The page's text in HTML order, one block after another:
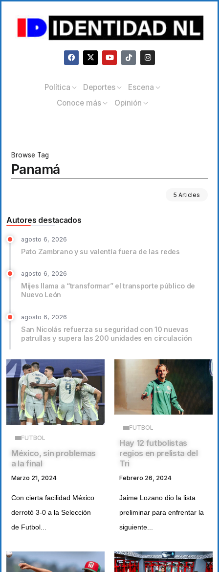
Política Deportes
Escena
Conoce más
Opinión
Browse Tag
Panamá
5 Articles
Autores destacados
agosto 6, 2026
Pato Zambrano y su valentía fuera de las redes
agosto 6, 2026
Mijes llama a “transformar” el transporte público de
Nuevo León
agosto 6, 2026
San Nicolás refuerza su seguridad con 10 nuevas
patrullas y supera las 200 unidades en circulación
FUTBOL
México, sin problemas
a la final
Marzo 21, 2024
Con cierta facilidad México
derrotó 3-0 a la Selección
de Futbol...
FUTBOL
Hay 12 futbolistas
regios en prelista del
Tri
Febrero 26, 2024
Jaime Lozano dio la lista
preliminar para enfrentar la
siguiente...